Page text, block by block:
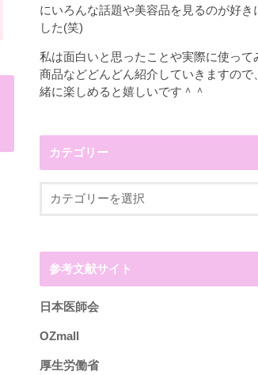
にいろんな話題や美容品を見るのが好き
した(笑)
私は面白いと思ったことや実際に使って
商品などどんどん紹介していきますので
緒に楽しめると嬉しいです＾＾
カテゴリー
参考文献サイト
日本医師会
OZmall
厚生労働省